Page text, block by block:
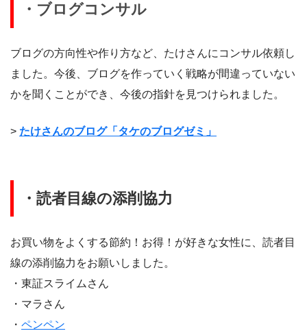
・ブログコンサル
ブログの方向性や作り方など、たけさんにコンサル依頼し
ました。今後、ブログを作っていく戦略が間違っていない
かを聞くことができ、今後の指針を見つけられました。
> たけさんのブログ「タケのブログゼミ」
・読者目線の添削協力
お買い物をよくする節約！お得！が好きな女性に、読者目
線の添削協力をお願いしました。
・東証スライムさん
・マラさん
・ ペンペン